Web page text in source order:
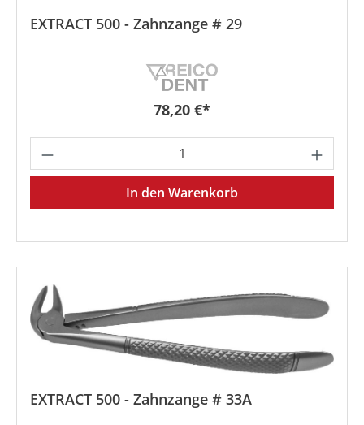
EXTRACT 500 - Zahnzange # 29
Regulärer Preis:
78,20 €*
Produkt Anzahl: Gib den
In den Warenkorb
EXTRACT 500 - Zahnzange # 33A